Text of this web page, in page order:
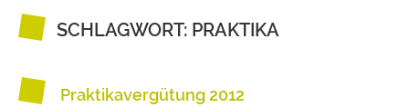
SCHLAGWORT: PRAKTIKA
Praktikavergütung 2012